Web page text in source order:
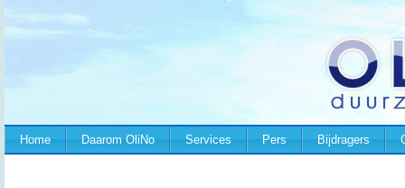
Home Daarom OliNo Services Pers Bijdragers